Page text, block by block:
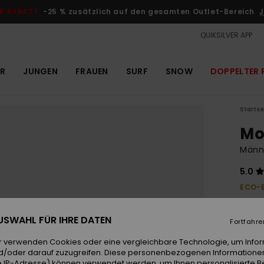
RABATT -25 % zusätzlich auf den gesamten Outlet-Bereich
QUIKSILVER APP
JUNGEN FRAUEN SURF SNOW DOPPELTER
5.0
ECO-
Farbe
FÜR IHRE DATEN
verwenden Cookies oder eine vergleichbare Technologie, um
oder darauf zuzugreifen. Diese personenbezogenen